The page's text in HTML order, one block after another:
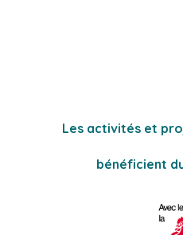
Les activités et
bénéficient